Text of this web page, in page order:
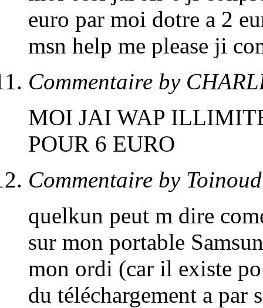
euro par moi dotre a 2
msn help me please ji
Commentaire by
MOI JAI WAP
POUR 6 EURO
Commentaire by
quelkun peut m dire
sur mon portable
mon ordi (car il existe
du téléchargement a par